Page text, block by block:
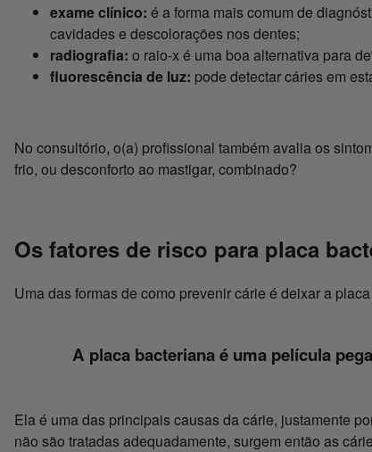
exame clínico: é a forma mais comum de
cavidades e descolorações nos dentes;
radiografia: o raio-x é uma boa alternativa para
fluorescência de luz: pode detectar cáries em
No consultório, o(a) profissional também avalia os
frio, ou desconforto ao mastigar, combinado?
Os fatores de risco para placa
Uma das formas de como prevenir cárie é deixar a
A placa bacteriana é uma película
Ela é uma das principais causas da cárie, justamente
não são tratadas adequadamente, surgem então as